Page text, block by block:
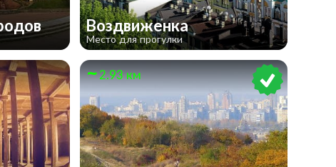
Воздвиженка
Место для прогулки
2.93 км